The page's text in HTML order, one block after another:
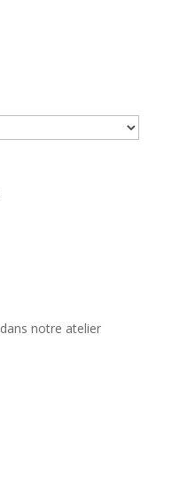
notre atelier